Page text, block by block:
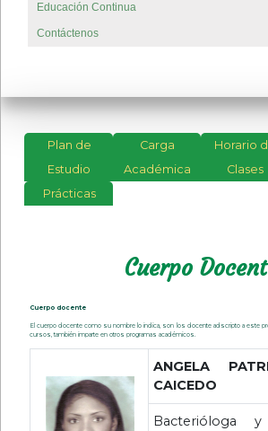
Educación Continua
Contáctenos
Plan de
Estudio
Carga
Académica
Horario
Clases
Prácticas
Cuerpo
Cuerpo docente
El cuerpo docente como su nombre lo indica, son los docente adscripto a este
cursos, también imparte en otros programas académicos.
ANGELA
CAICEDO
Bacterióloga y